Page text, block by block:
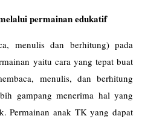
permainan edukatif
menulis dan berhitung) pada
yaitu cara yang tepat buat
menulis, dan berhitung
gampang menerima hal yang
Permainan anak TK yang dapat